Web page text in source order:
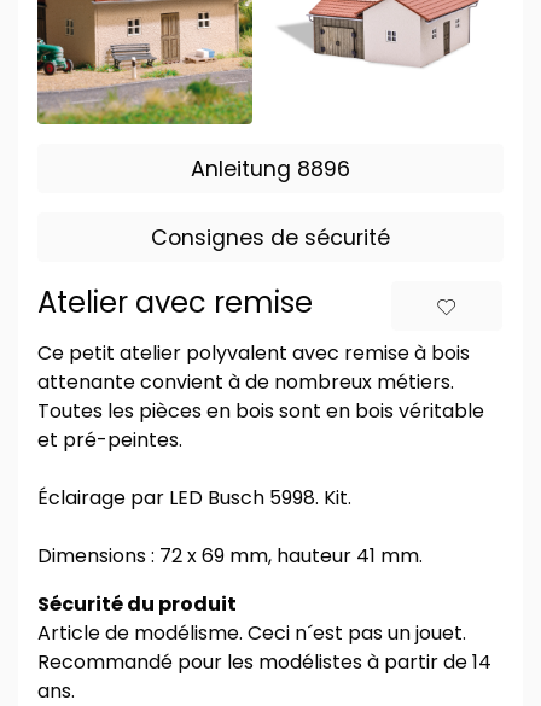
Anleitung 8896
Consignes de sécurité
Atelier avec remise
Ce petit atelier polyvalent avec remise à bois
attenante convient à de nombreux métiers.
Toutes les pièces en bois sont en bois véritable
et pré-peintes.
Éclairage par LED Busch 5998. Kit.
Dimensions : 72 x 69 mm, hauteur 41 mm.
Sécurité du produit
Article de modélisme. Ceci n´est pas un jouet.
Recommandé pour les modélistes à partir de 14
ans.